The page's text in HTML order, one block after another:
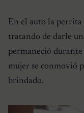
En el auto la perrita
tratando de darle un
permaneció durante
mujer se conmovió
brindado.